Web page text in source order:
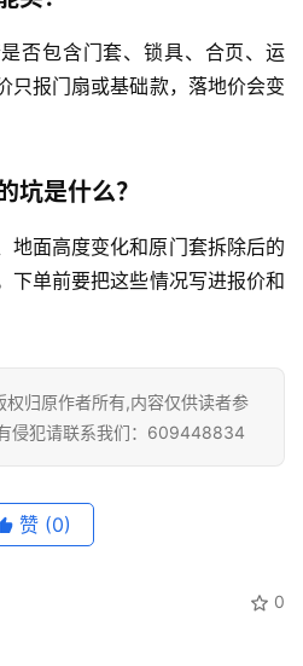
否包含门套、锁具、合页、运
只报门扇或基础款，落地价会变
坑是什么？
地面高度变化和原门套拆除后的
下单前要把这些情况写进报价和
归原作者所有,内容仅供读者参
侵犯请联系我们：609448834
赞 (0)
0